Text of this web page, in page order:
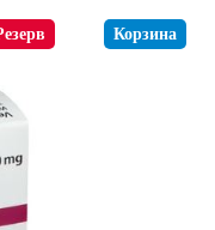
Корзина